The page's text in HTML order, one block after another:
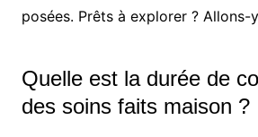
posées. Prêts à explorer ? Allons-
Quelle est la durée de
des soins faits maison ?